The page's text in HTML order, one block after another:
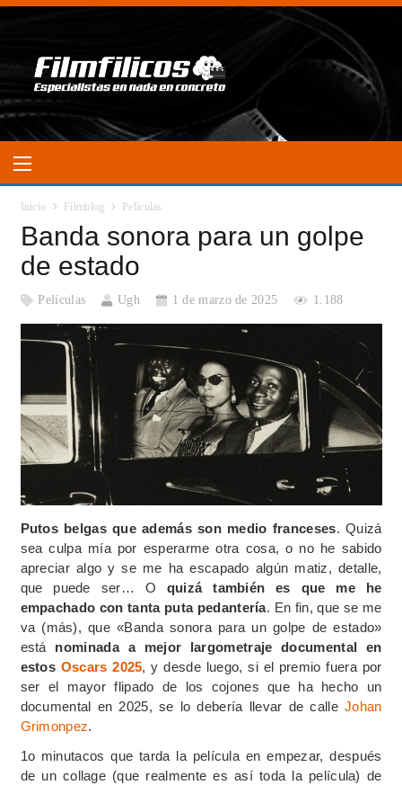
Inicio Filmblog Películas
Banda sonora para un golpe
de estado
Películas Ugh 1 de marzo de 2025 1.188
Putos belgas que además son medio franceses. Quizá
sea culpa mía por esperarme otra cosa, o no he sabido
apreciar algo y se me ha escapado algún matiz, detalle,
que puede ser… O quizá también es que me he
empachado con tanta puta pedantería. En fin, que se me
va (más), que «Banda sonora para un golpe de estado»
está nominada a mejor largometraje documental en
estos Oscars 2025, y desde luego, si el premio fuera por
ser el mayor flipado de los cojones que ha hecho un
documental en 2025, se lo debería llevar de calle Johan
Grimonpez.
1o minutacos que tarda la película en empezar, después
de un collage (que realmente es así toda la película) de